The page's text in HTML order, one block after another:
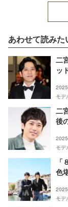
あわせて読みた
二
ッ
モデ
二
後
モデ
色
モデ